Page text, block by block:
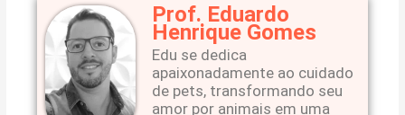
Prof. Eduardo
Henrique Gomes
Edu se dedica
apaixonadamente ao cuidado
de pets, transformando seu
amor por animais em uma